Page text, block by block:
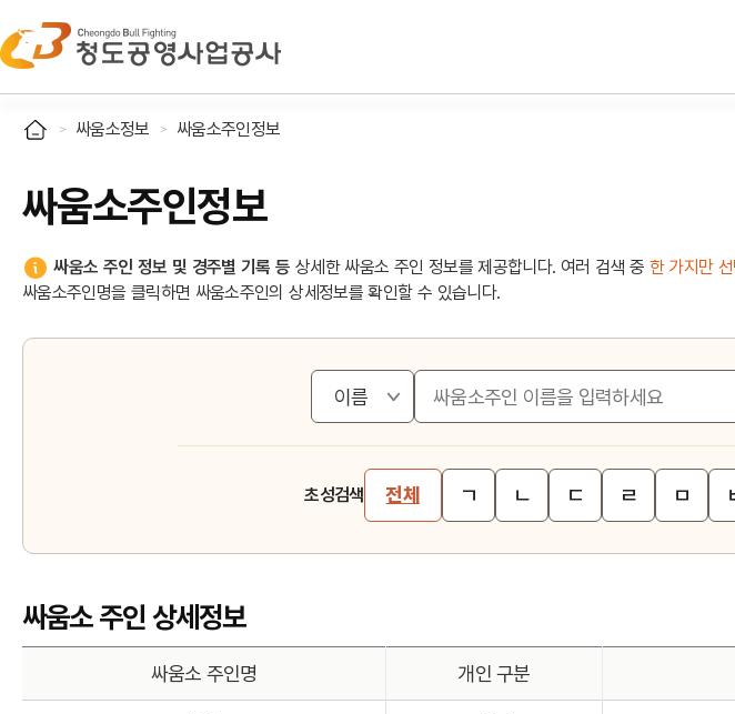
싸움소정보 싸움소주인정보
싸움소주인정보
싸움소 주인 정보 및 경주별 기록 등 상세한 싸움소 주인 정보를 제공합니다. 여러 검색 중 한 가지만
싸움소주인명을 클릭하면 싸움소주인의 상세정보를 확인할 수 있습니다.
초성검색 전체 ㄱ ㄴ ㄷ ㄹ ㅁ
싸움소 주인 상세정보
싸움소 주인명 개인 구분